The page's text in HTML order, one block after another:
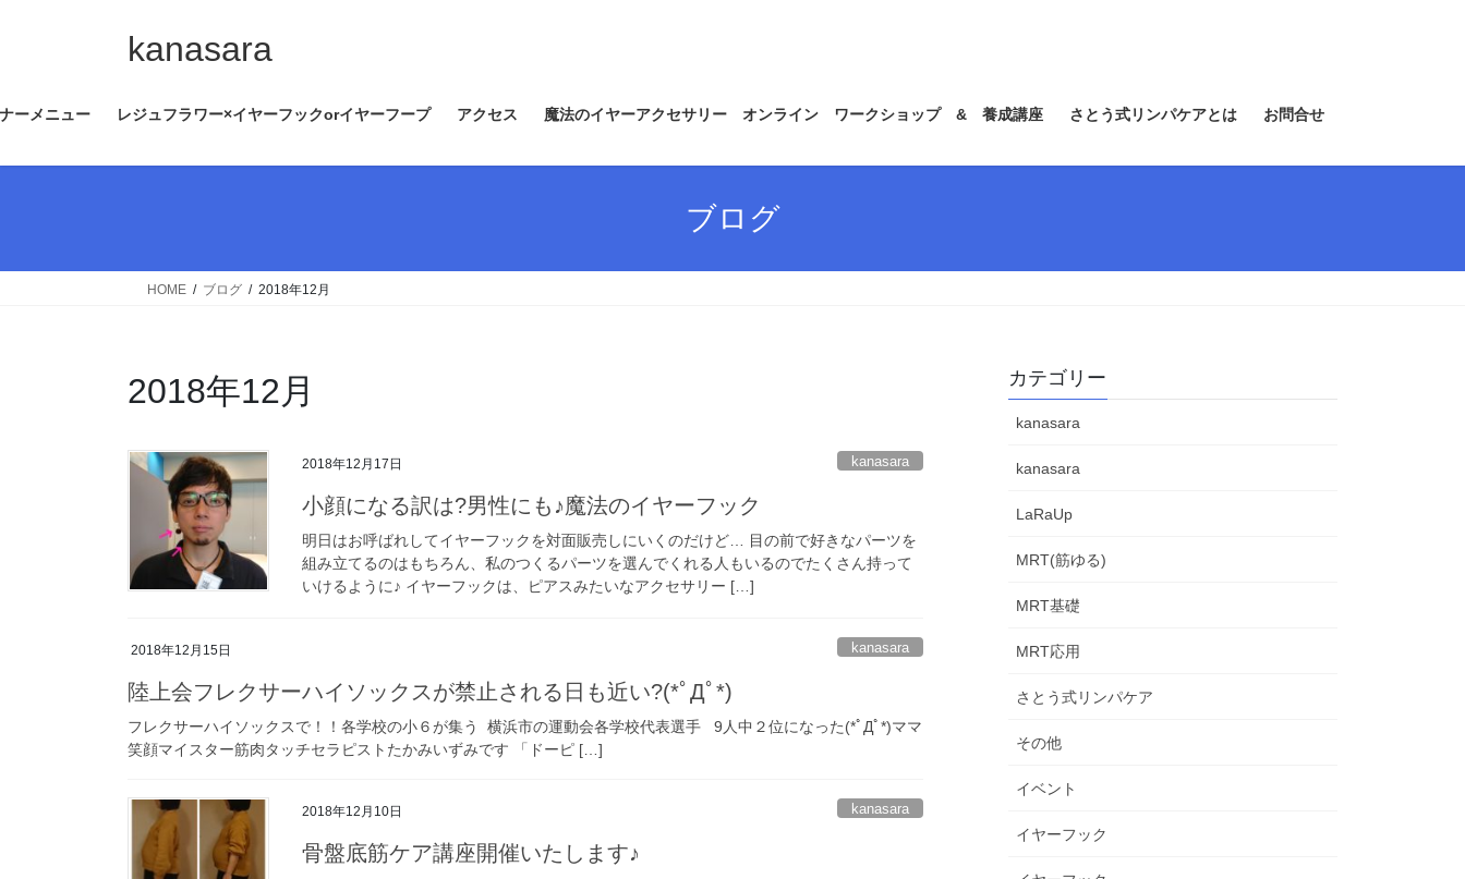
ツ
ス
シ
ン
kanasara
ーメニュー レジュフラワー×イヤーフックorイヤーフープ アクセス 魔法のイヤーアクセサリー オンライン ワークショップ & 養成講座 さとう式リンパケアとは お問合せ
ブログ
HOME ブログ 2018年12月
2018年12月
2018年12月17日 kanasara
小顔になる訳は?男性にも♪魔法のイヤーフック
明日はお呼ばれしてイヤーフックを対面販売しにいくのだけど… 目の前で好きなパーツを
組み立てるのはもちろん、私のつくるパーツを選んでくれる人もいるのでたくさん持って
いけるように♪ イヤーフックは、ピアスみたいなアクセサリー […]
2018年12月15日 kanasara
陸上会フレクサーハイソックスが禁止される日も近い?(*ﾟДﾟ*)
フレクサーハイソックスで！！各学校の小６が集う 横浜市の運動会各学校代表選手 9人中２位になった(*ﾟДﾟ*)ママ
笑顔マイスター筋肉タッチセラピストたかみいずみです 「ドーピ […]
2018年12月10日 kanasara
骨盤底筋ケア講座開催いたします♪
カテゴリー
kanasara
kanasara
LaRaUp
MRT(筋ゆる)
MRT基礎
MRT応用
さとう式リンパケア
その他
イベント
イヤーフック